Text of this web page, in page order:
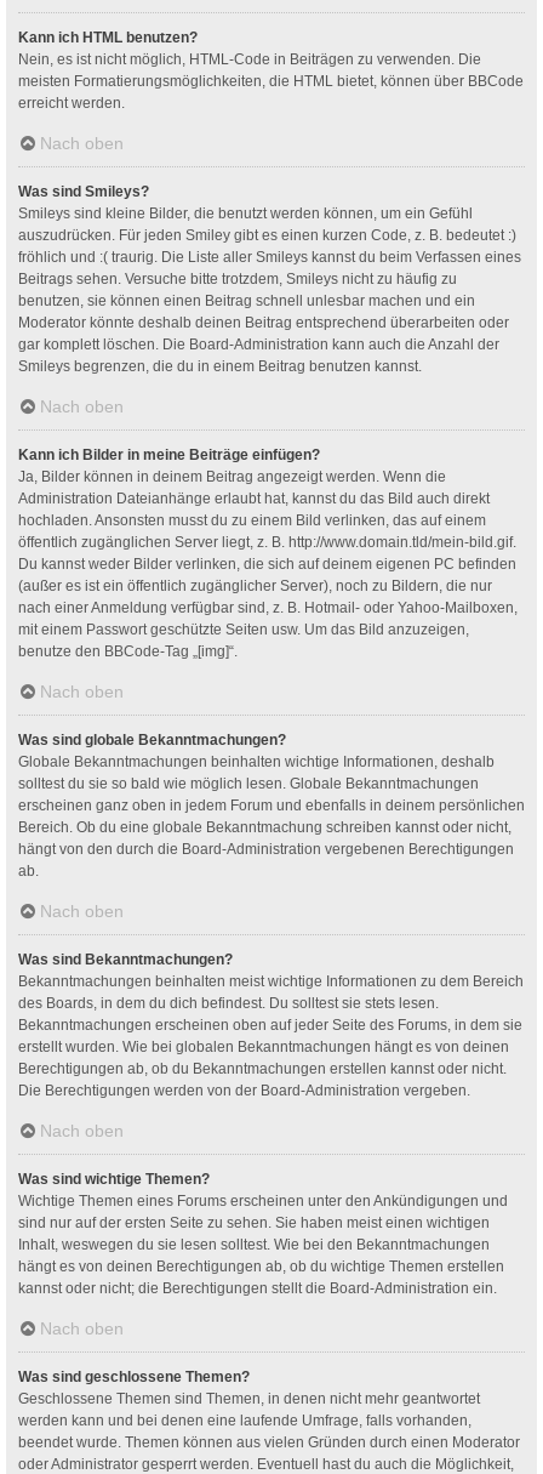
Kann ich HTML benutzen?
Nein, es ist nicht möglich, HTML-Code in Beiträgen zu verwenden. Die
meisten Formatierungsmöglichkeiten, die HTML bietet, können über BBCode
erreicht werden.
Nach oben
Was sind Smileys?
Smileys sind kleine Bilder, die benutzt werden können, um ein Gefühl
auszudrücken. Für jeden Smiley gibt es einen kurzen Code, z. B. bedeutet :)
fröhlich und :( traurig. Die Liste aller Smileys kannst du beim Verfassen eines
Beitrags sehen. Versuche bitte trotzdem, Smileys nicht zu häufig zu
benutzen, sie können einen Beitrag schnell unlesbar machen und ein
Moderator könnte deshalb deinen Beitrag entsprechend überarbeiten oder
gar komplett löschen. Die Board-Administration kann auch die Anzahl der
Smileys begrenzen, die du in einem Beitrag benutzen kannst.
Nach oben
Kann ich Bilder in meine Beiträge einfügen?
Ja, Bilder können in deinem Beitrag angezeigt werden. Wenn die
Administration Dateianhänge erlaubt hat, kannst du das Bild auch direkt
hochladen. Ansonsten musst du zu einem Bild verlinken, das auf einem
öffentlich zugänglichen Server liegt, z. B. http://www.domain.tld/mein-bild.gif.
Du kannst weder Bilder verlinken, die sich auf deinem eigenen PC befinden
(außer es ist ein öffentlich zugänglicher Server), noch zu Bildern, die nur
nach einer Anmeldung verfügbar sind, z. B. Hotmail- oder Yahoo-Mailboxen,
mit einem Passwort geschützte Seiten usw. Um das Bild anzuzeigen,
benutze den BBCode-Tag „[img]“.
Nach oben
Was sind globale Bekanntmachungen?
Globale Bekanntmachungen beinhalten wichtige Informationen, deshalb
solltest du sie so bald wie möglich lesen. Globale Bekanntmachungen
erscheinen ganz oben in jedem Forum und ebenfalls in deinem persönlichen
Bereich. Ob du eine globale Bekanntmachung schreiben kannst oder nicht,
hängt von den durch die Board-Administration vergebenen Berechtigungen
ab.
Nach oben
Was sind Bekanntmachungen?
Bekanntmachungen beinhalten meist wichtige Informationen zu dem Bereich
des Boards, in dem du dich befindest. Du solltest sie stets lesen.
Bekanntmachungen erscheinen oben auf jeder Seite des Forums, in dem sie
erstellt wurden. Wie bei globalen Bekanntmachungen hängt es von deinen
Berechtigungen ab, ob du Bekanntmachungen erstellen kannst oder nicht.
Die Berechtigungen werden von der Board-Administration vergeben.
Nach oben
Was sind wichtige Themen?
Wichtige Themen eines Forums erscheinen unter den Ankündigungen und
sind nur auf der ersten Seite zu sehen. Sie haben meist einen wichtigen
Inhalt, weswegen du sie lesen solltest. Wie bei den Bekanntmachungen
hängt es von deinen Berechtigungen ab, ob du wichtige Themen erstellen
kannst oder nicht; die Berechtigungen stellt die Board-Administration ein.
Nach oben
Was sind geschlossene Themen?
Geschlossene Themen sind Themen, in denen nicht mehr geantwortet
werden kann und bei denen eine laufende Umfrage, falls vorhanden,
beendet wurde. Themen können aus vielen Gründen durch einen Moderator
oder Administrator gesperrt werden. Eventuell hast du auch die Möglichkeit,